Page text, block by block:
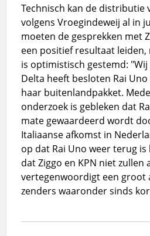
Technisch kan de distributie
volgens Vroegindeweij al in
moeten de gesprekken met
een positief resultaat
is optimistisch gestemd:
Delta heeft besloten Rai
haar buitenlandpakket.
onderzoek is gebleken dat
mate gewaardeerd wordt
Italiaanse afkomst in
op dat Rai Uno weer terug
dat Ziggo en KPN niet zullen
vertegenwoordigt een groot
zenders waaronder sinds